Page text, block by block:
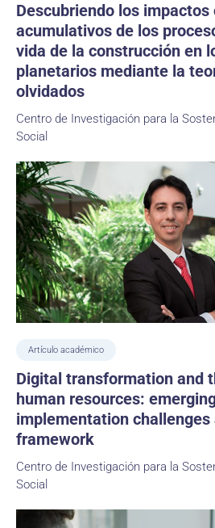
Descubriendo los impactos
acumulativos de los
vida de la construcción en
planetarios mediante la
olvidados
Centro de Investigación para la
Social
Artículo académico
Digital transformation and
human resources:
implementation
framework
Centro de Investigación para la
Social